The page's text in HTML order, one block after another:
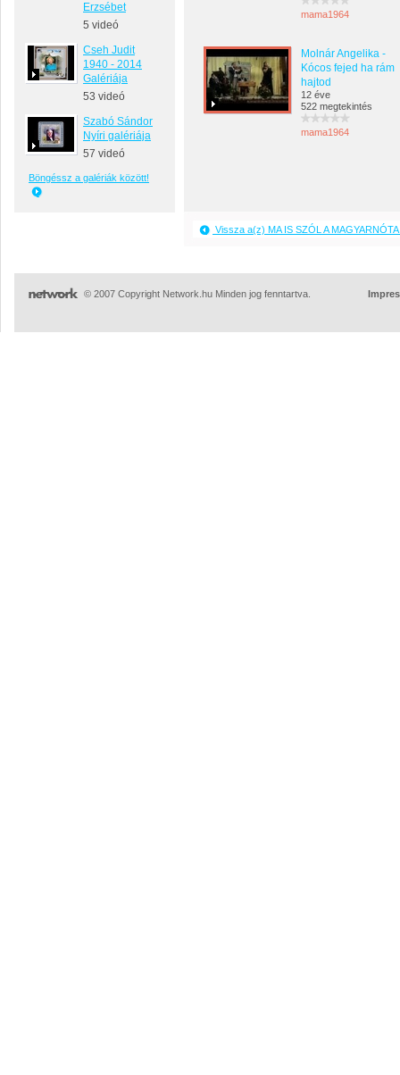
Erzsébet
5 videó
Cseh Judit
1940 - 2014
Galériája
53 videó
Szabó Sándor
Nyíri galériája
57 videó
Böngéssz a galériák között!
mama1964
Molnár Angelika -
Kócos fejed ha rám
hajtod
12 éve
522 megtekintés
mama1964
Vissza a(z) MA IS SZÓL A
© 2007 Copyright Network.hu Minden jog fenntartva.